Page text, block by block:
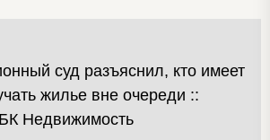
суд разъяснил, кто имеет
жилье вне очереди ::
Недвижимость